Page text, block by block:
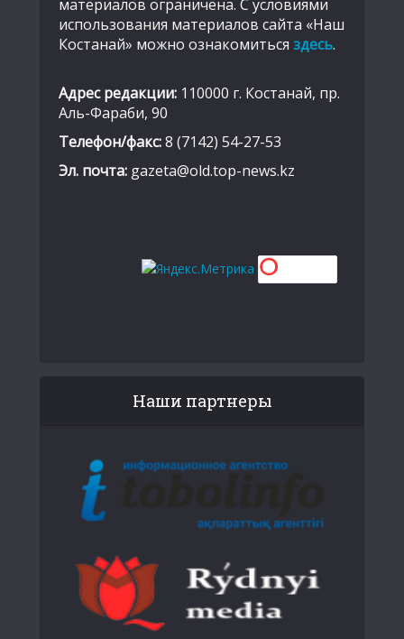
материалов ограничена. С условиями
использования материалов сайта «Наш
Костанай» можно ознакомиться здесь.
Адрес редакции: 110000 г. Костанай, пр.
Аль-Фараби, 90
Телефон/факс:8 (7142) 54-27-53
Эл. почта: gazeta@old.top-news.kz
Наши партнеры